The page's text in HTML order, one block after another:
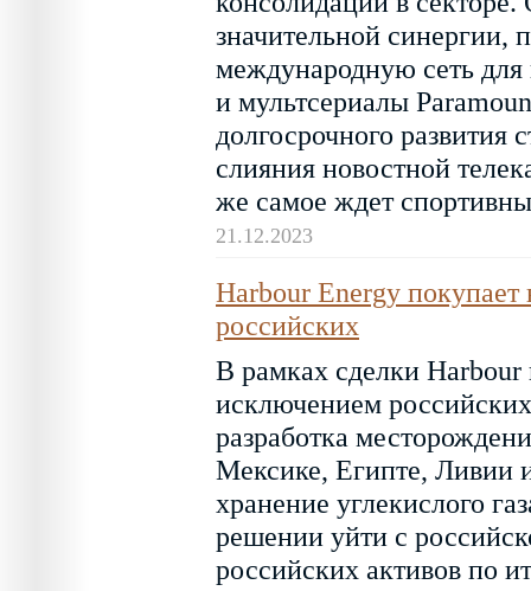
значительной синергии,
международную сеть
и мультсериалы
долгосрочного развития
слияния новостной
же самое ждет
21.12.2023
Harbour Energy
российских
В рамках сделки
исключением
разработка
Мексике, Египте, Ливии
хранение углекислого
решении уйти с
российских активов по